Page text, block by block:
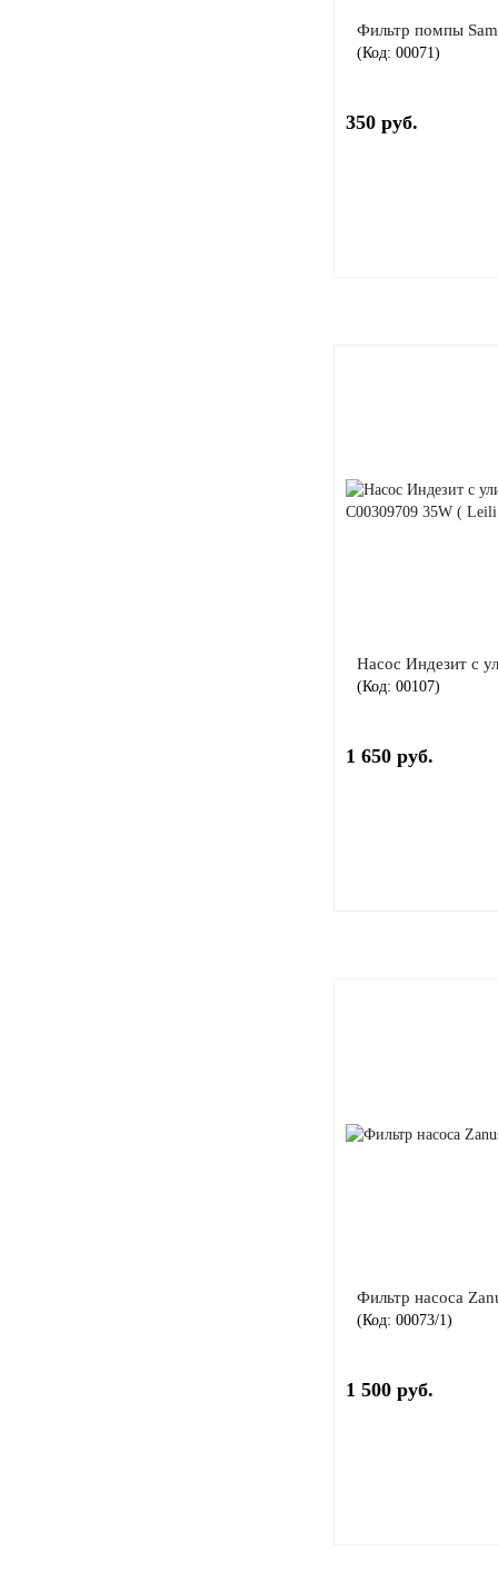
Фильтр помпы
(Код: 00071)
350 руб.
Насос Индезит с
(Код: 00107)
1 650 руб.
Фильтр насоса
(Код: 00073/1)
1 500 руб.